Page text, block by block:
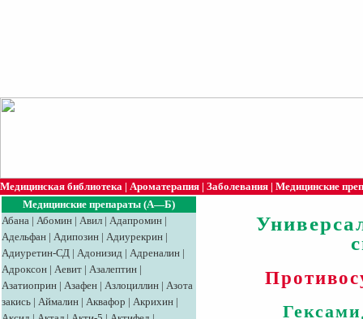
Медицинская библиотека | Ароматерапия | Заболевания | Медицинские
Медицинские препараты (А—Б)
Абана | Абомин | Авил | Адапромин |
Адельфан | Адипозин | Адиурекрин |
Адиуретин-СД | Адонизид | Адреналин |
Адроксон | Аевит | Азалептин |
Азатиоприн | Азафен | Азлоциллин | Азота
закись | Аймалин | Аквафор | Акрихин |